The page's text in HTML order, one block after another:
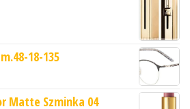
18-135
Matte Szminka 04